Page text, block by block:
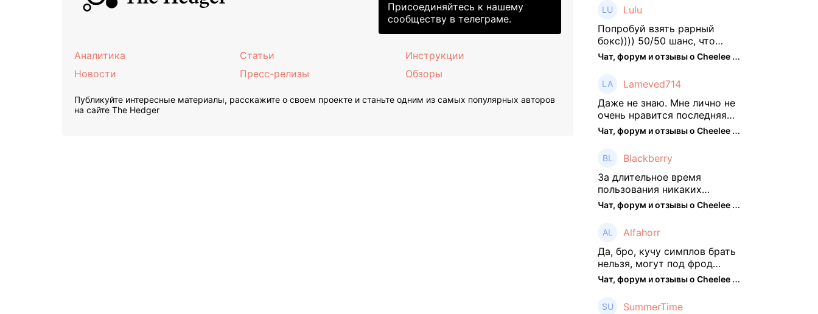
Присоединяйтесь к нашему
сообществу в телеграме.
Аналитика
Новости
Статьи
Пресс-релизы
Инструкции
Обзоры
Публикуйте интересные материалы, расскажите о своем проекте и станьте одним из самых популярных авторов
на сайте The Hedger
Lulu
Попробуй взять рарный
бокс)))) 50/50 шанс, что
выпадут рарки, только если
брать будешь, отпиши потом
что да как))
Чат, форум и отзывы о Cheelee (CHEELEE) - The Hedger
Lameved714
Даже не знаю. Мне лично не
очень нравится последняя
обнова. Благо у меня айфон
и базовые механики
платформы остались не
тронуты. То есть нет
автоматической прокачки
как у ...
Чат, форум и отзывы о Cheelee (CHEELEE) - The Hedger
Blackberry
За длительное время
пользования никаких
нареканий работу проекта у
меня не было, но в
последнее несколько
месяцев как то его
подзабросил (было много
изменений, решил отси ...
Чат, форум и отзывы о Cheelee (CHEELEE) - The Hedger
Alfahorr
Да, бро, кучу симплов брать
нельзя, могут под фрод
замести Я пока на 2 парах +
старты, полет нормальный🤓
👌🏻
Чат, форум и отзывы о Cheelee (CHEELEE) - The Hedger
SummerTime